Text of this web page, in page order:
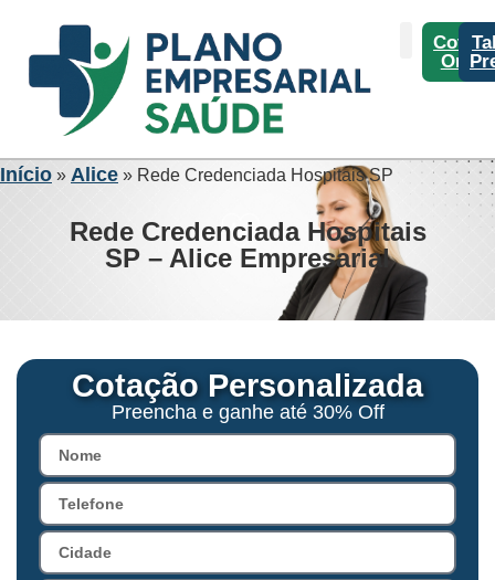
Início » Alice » Rede Credenciada Hospitais SP
Rede Credenciada Hospitais
SP – Alice Empresarial
Cotação Personalizada
Preencha e ganhe até 30% Off